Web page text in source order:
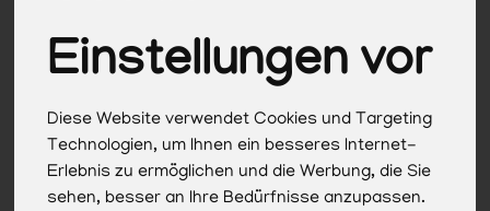
Einstellungen vor
Diese Website verwendet Cookies und Targeting
Technologien, um Ihnen ein besseres Internet-
Erlebnis zu ermöglichen und die Werbung, die Sie
sehen, besser an Ihre Bedürfnisse anzupassen.